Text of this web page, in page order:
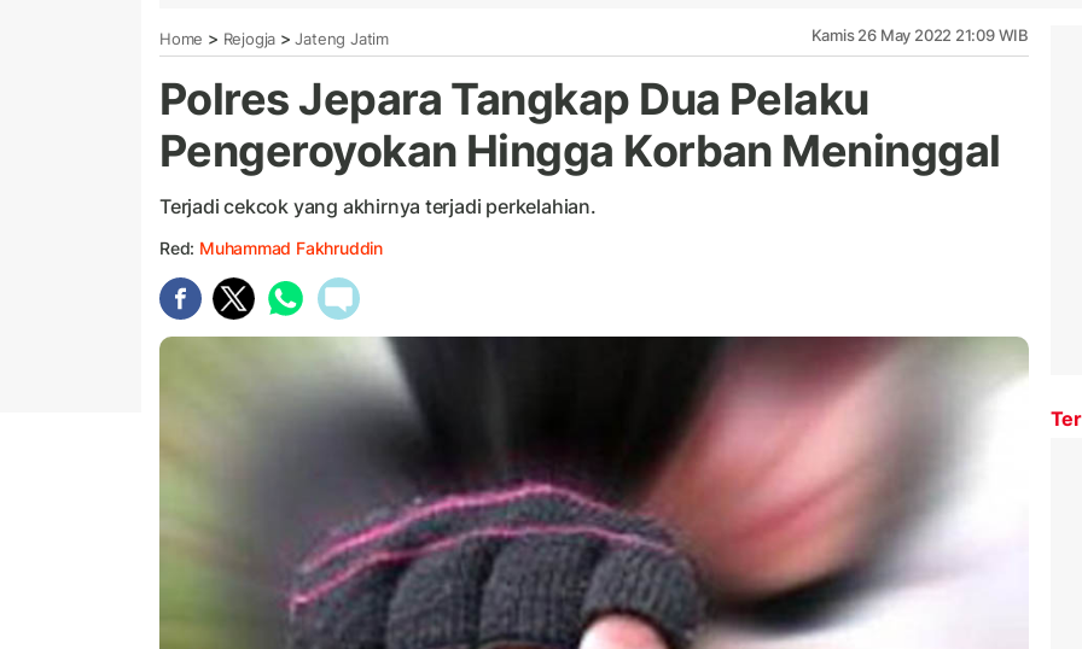
Home > Rejogja > Jateng Jatim Kamis 26 May 2022 21:09 WIB
Polres Jepara Tangkap Dua Pelaku
Pengeroyokan Hingga Korban Meninggal
Terjadi cekcok yang akhirnya terjadi perkelahian.
Red: Muhammad Fakhruddin